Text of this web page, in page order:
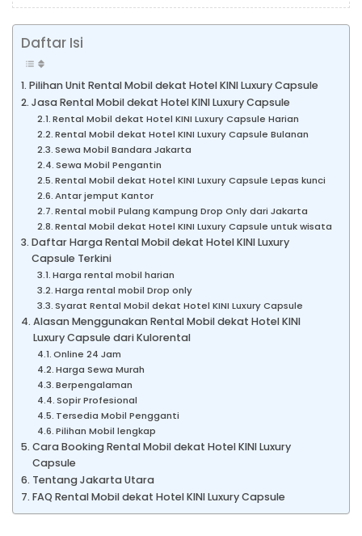
Daftar Isi
Pilihan Unit Rental Mobil dekat Hotel KINI Luxury Capsule
Jasa Rental Mobil dekat Hotel KINI Luxury Capsule
Rental Mobil dekat Hotel KINI Luxury Capsule Harian
Rental Mobil dekat Hotel KINI Luxury Capsule Bulanan
Sewa Mobil Bandara Jakarta
Sewa Mobil Pengantin
Rental Mobil dekat Hotel KINI Luxury Capsule Lepas kunci
Antar jemput Kantor
Rental mobil Pulang Kampung Drop Only dari Jakarta
Rental Mobil dekat Hotel KINI Luxury Capsule untuk wisata
Daftar Harga Rental Mobil dekat Hotel KINI Luxury
Capsule Terkini
Harga rental mobil harian
Harga rental mobil Drop only
Syarat Rental Mobil dekat Hotel KINI Luxury Capsule
Alasan Menggunakan Rental Mobil dekat Hotel KINI
Luxury Capsule dari Kulorental
Online 24 Jam
Harga Sewa Murah
Berpengalaman
Sopir Profesional
Tersedia Mobil Pengganti
Pilihan Mobil lengkap
Cara Booking Rental Mobil dekat Hotel KINI Luxury
Capsule
Tentang Jakarta Utara
FAQ Rental Mobil dekat Hotel KINI Luxury Capsule